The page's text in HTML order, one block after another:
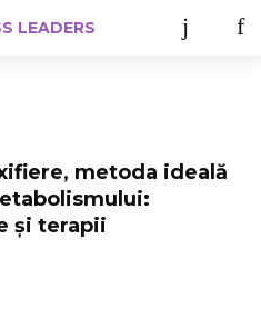
LEADERS
metoda ideală
și terapii